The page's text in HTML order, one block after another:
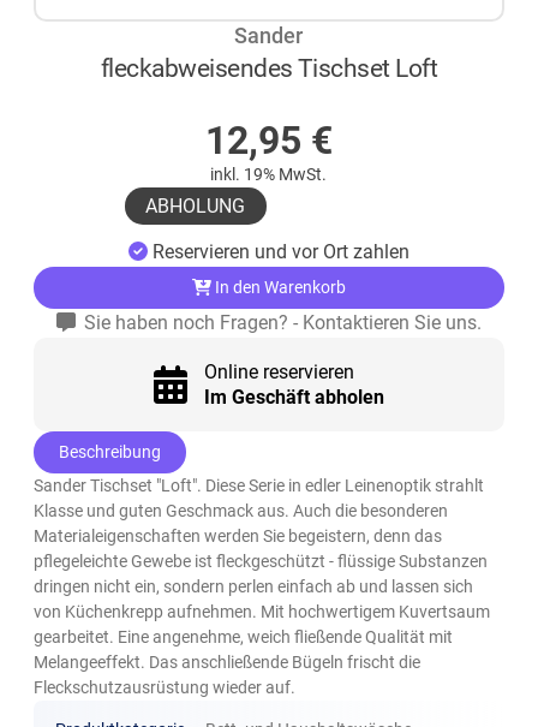
Sander
fleckabweisendes Tischset Loft
12,95 €
inkl. 19% MwSt.
ABHOLUNG
Reservieren und vor Ort zahlen
In den Warenkorb
Sie haben noch Fragen? - Kontaktieren Sie uns.
Online reservieren
Im Geschäft abholen
Beschreibung
Sander Tischset "Loft". Diese Serie in edler Leinenoptik strahlt
Klasse und guten Geschmack aus. Auch die besonderen
Materialeigenschaften werden Sie begeistern, denn das
pflegeleichte Gewebe ist fleckgeschützt - flüssige Substanzen
dringen nicht ein, sondern perlen einfach ab und lassen sich
von Küchenkrepp aufnehmen. Mit hochwertigem Kuvertsaum
gearbeitet. Eine angenehme, weich fließende Qualität mit
Melangeeffekt. Das anschließende Bügeln frischt die
Fleckschutzausrüstung wieder auf.